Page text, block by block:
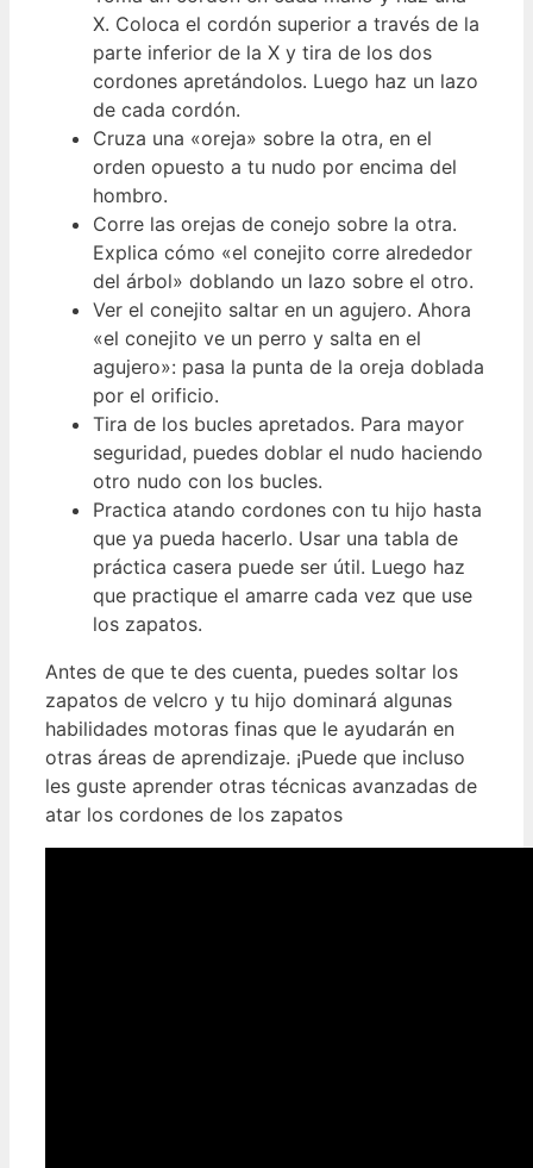
X. Coloca el cordón superior a través de la
parte inferior de la X y tira de los dos
cordones apretándolos. Luego haz un lazo
de cada cordón.
Cruza una «oreja» sobre la otra, en el
orden opuesto a tu nudo por encima del
hombro.
Corre las orejas de conejo sobre la otra.
Explica cómo «el conejito corre alrededor
del árbol» doblando un lazo sobre el otro.
Ver el conejito saltar en un agujero. Ahora
«el conejito ve un perro y salta en el
agujero»: pasa la punta de la oreja doblada
por el orificio.
Tira de los bucles apretados. Para mayor
seguridad, puedes doblar el nudo haciendo
otro nudo con los bucles.
Practica atando cordones con tu hijo hasta
que ya pueda hacerlo. Usar una tabla de
práctica casera puede ser útil. Luego haz
que practique el amarre cada vez que use
los zapatos.
Antes de que te des cuenta, puedes soltar los
zapatos de velcro y tu hijo dominará algunas
habilidades motoras finas que le ayudarán en
otras áreas de aprendizaje. ¡Puede que incluso
les guste aprender otras técnicas avanzadas de
atar los cordones de los zapatos